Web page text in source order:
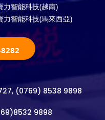
力智能科技(越南)
力智能科技(馬來西亞)
(0769) 8538 9898
9898